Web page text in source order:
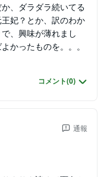
、ダラダラ続いてる
妃？とか、訳のわか
、興味が薄れまし
かったものを。。。
コメント(0)
通報